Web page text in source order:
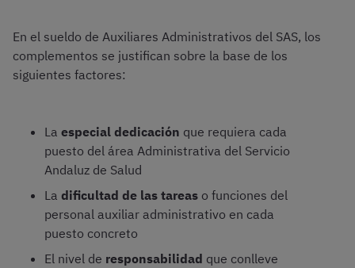
En el sueldo de Auxiliares Administrativos del SAS, los
complementos se justifican sobre la base de los
siguientes factores:
La especial dedicación que requiera cada
puesto del área Administrativa del Servicio
Andaluz de Salud
La dificultad de las tareas o funciones del
personal auxiliar administrativo en cada
puesto concreto
El nivel de responsabilidad que conlleve